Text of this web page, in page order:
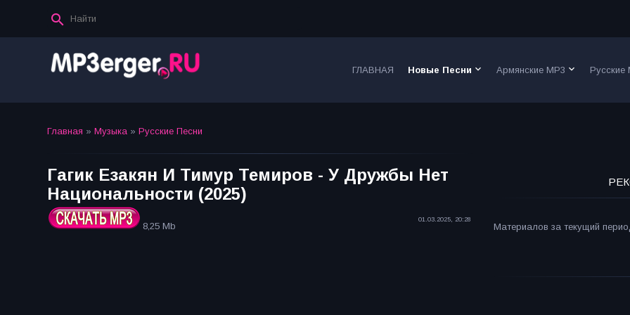
ГЛАВНАЯ Новые Песни keyboard_arrow_down Армянские MP3 keyboard_arrow_down Русские
Главная » Музыка » Русские Песни
Гагик Езакян И Тимур Темиров - У Дружбы Нет
Национальности (2025)
8,25 Mb
01.03.2025, 20:28
Материалов за текущий